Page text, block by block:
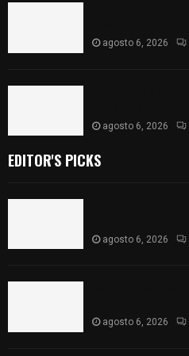
agosto 6, 2026
agosto 6, 2026
EDITOR'S PICKS
agosto 6, 2026
agosto 6, 2026